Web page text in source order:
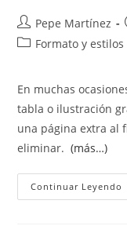
Autor
de
Pepe Martínez
Categoría
entrada:
Formato y estilos
En muchas
tabla o ilustración
una página extra al
eliminar.(más…)
Continuar Leyendo